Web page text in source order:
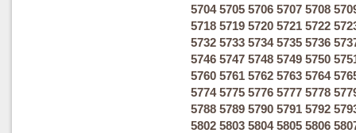
5704 5705 5706 5707 5708
5718 5719 5720 5721 5722
5732 5733 5734 5735 5736
5746 5747 5748 5749 5750
5760 5761 5762 5763 5764
5774 5775 5776 5777 5778
5788 5789 5790 5791 5792
5802 5803 5804 5805 5806